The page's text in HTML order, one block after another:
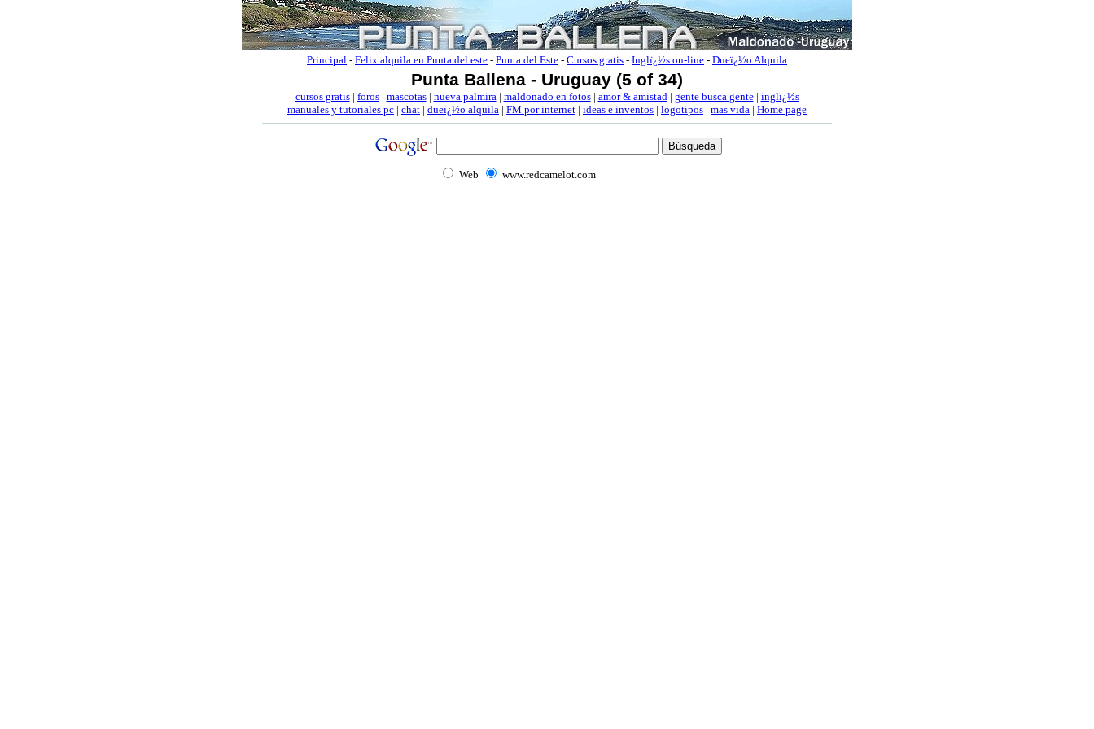
Principal - Felix alquila en Punta del este - Punta del Este - Cursos gratis - Inglï¿½s on-line - Dueï¿½o Alquila
Punta Ballena - Uruguay (5 of 34)
cursos gratis| foros| mascotas| nueva palmira| maldonado en fotos| amor & amistad| gente busca gente| inglï¿½s
manuales y tutoriales pc | chat | dueï¿½o alquila | FM por internet | ideas e inventos | logotipos | mas vida | Home page
Web www.redcamelot.com